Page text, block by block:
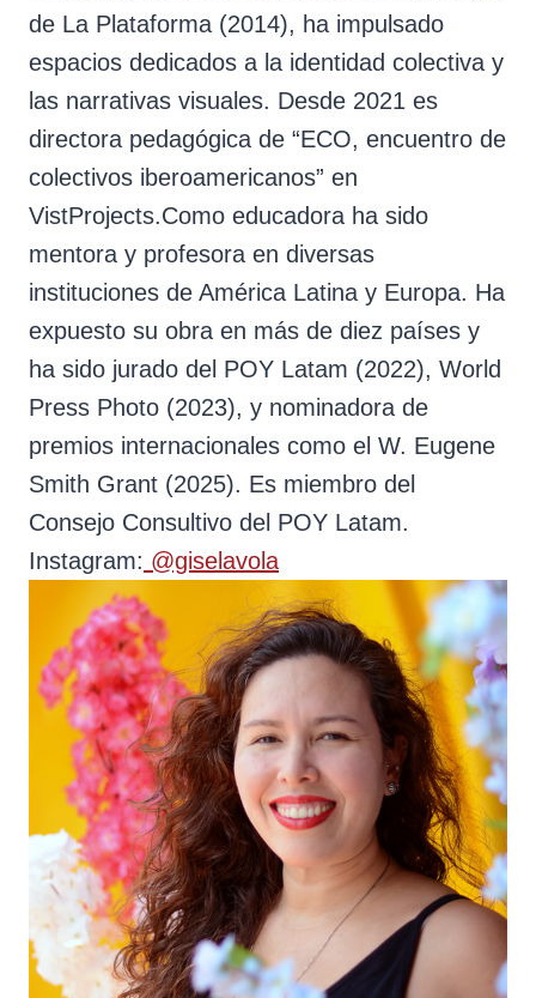
de La Plataforma (2014), ha impulsado
espacios dedicados a la identidad colectiva y
las narrativas visuales. Desde 2021 es
directora pedagógica de “ECO, encuentro de
colectivos iberoamericanos” en
VistProjects.Como educadora ha sido
mentora y profesora en diversas
instituciones de América Latina y Europa. Ha
expuesto su obra en más de diez países y
ha sido jurado del POY Latam (2022), World
Press Photo (2023), y nominadora de
premios internacionales como el W. Eugene
Smith Grant (2025). Es miembro del
Consejo Consultivo del POY Latam.
Instagram: @giselavola